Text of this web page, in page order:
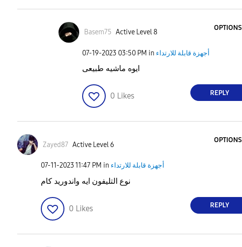
Basem75 Active Level 8
OPTIONS
‎07-19-2023 03:50 PM in أجهزة قابلة للارتداء
ايوه ماشيه طبيعى
0 Likes REPLY
Zayed87 Active Level 6
OPTIONS
‎07-11-202311:47 PM in أجهزة قابلة للارتداء
نوع التليفون ايه واندوريد كام
0 Likes REPLY